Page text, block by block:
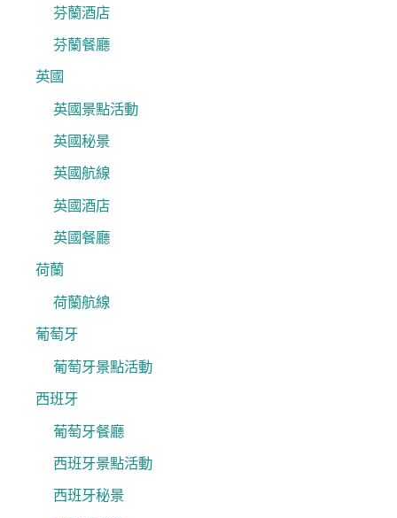
芬蘭酒店
芬蘭餐廳
英國
英國景點活動
英國秘景
英國航線
英國酒店
英國餐廳
荷蘭
荷蘭航線
葡萄牙
葡萄牙景點活動
西班牙
葡萄牙餐廳
西班牙景點活動
西班牙秘景